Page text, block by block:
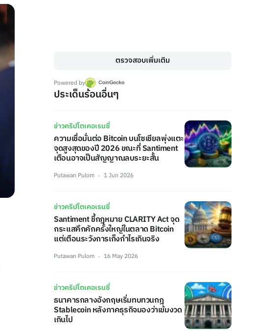
ตรวจสอบเพิ่มเติม
Powered by
ประเด็นร้อนอื่นๆ
ข่าวคริปโตเคอเรนซี่
ความเชื่อมั่นต่อ Bitcoin บนโซเชียลพุ่งแตะ
จุดสูงสุดของปี 2026 ขณะที่ Santiment
เตือนอาจเป็นสัญญาณลบระยะสั้น
Putawan Pulom 1 Jun 2026
ข่าวคริปโตเคอเรนซี่
Santiment ชี้กฎหมาย CLARITY Act จุด
กระแสคึกคักครั้งใหญ่ในตลาด Bitcoin
แต่เตือนระวังการเก็งกำไรเกินจริง
Putawan Pulom 16 May 2026
ข่าวคริปโตเคอเรนซี่
ธนาคารกลางอังกฤษเริ่มทบทวนกฎ
Stablecoin หลังภาคธุรกิจมองว่าเข้มงวด
เกินไป